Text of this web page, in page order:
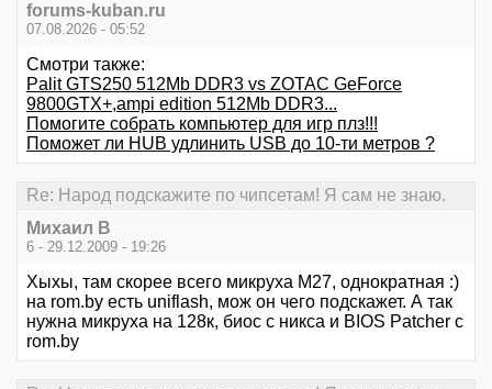
forums-kuban.ru
07.08.2026 - 05:52
Смотри также:
Palit GTS250 512Mb DDR3 vs ZOTAC GeForce
9800GTX+,ampi edition 512Mb DDR3...
Помогите собрать компьютер для игр плз!!!
Поможет ли HUB удлинить USB до 10-ти метров ?
Re: Народ подскажите по чипсетам! Я сам не знаю.
Михаил В
6 - 29.12.2009 - 19:26
Хыхы, там скорее всего микруха M27, однократная :)
на rom.by есть uniflash, мож он чего подскажет. А так
нужна микруха на 128к, биос с никса и BIOS Patcher с
rom.by